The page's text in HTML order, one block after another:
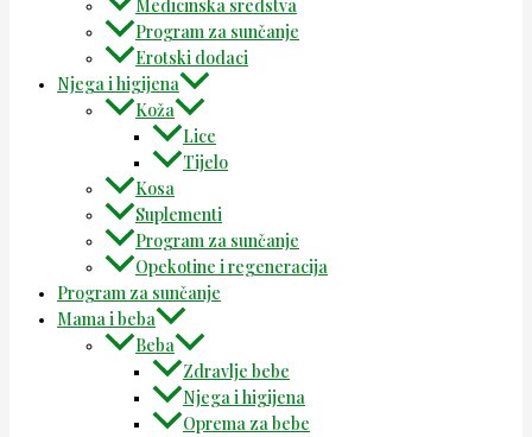
Medicinska sredstva
Program za sunčanje
Erotski dodaci
Njega i higijena
Koža
Lice
Tijelo
Kosa
Suplementi
Program za sunčanje
Opekotine i regeneracija
Program za sunčanje
Mama i beba
Beba
Zdravlje bebe
Njega i higijena
Oprema za bebe